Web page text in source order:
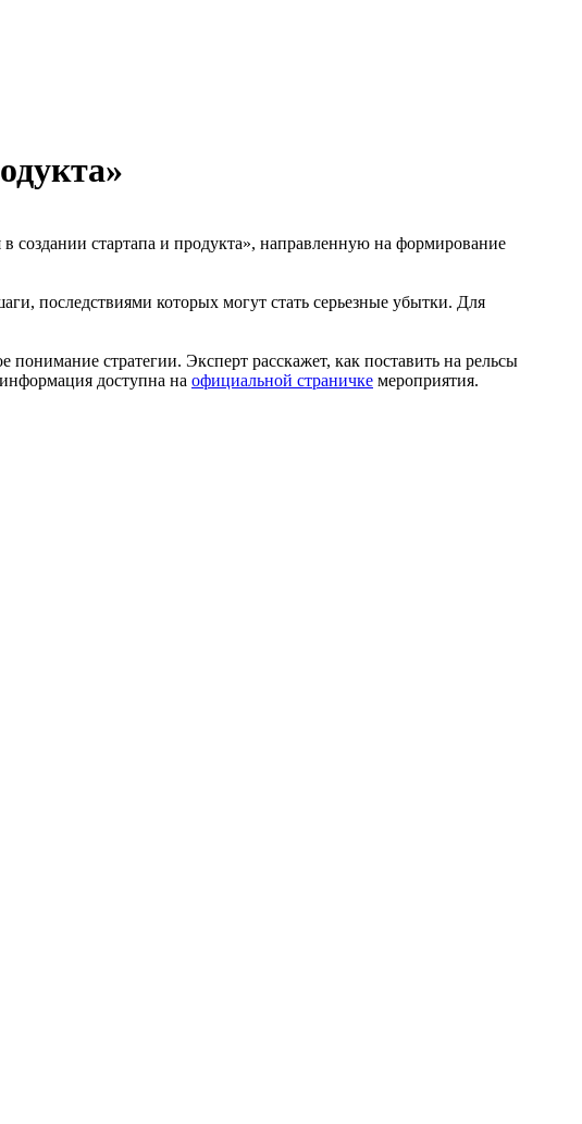
создании стартапа и продукта», направленную на формирование
последствиями которых могут стать серьезные убытки. Для
стратегии. Эксперт расскажет, как поставить на рельсы
доступна на официальной страничке мероприятия.